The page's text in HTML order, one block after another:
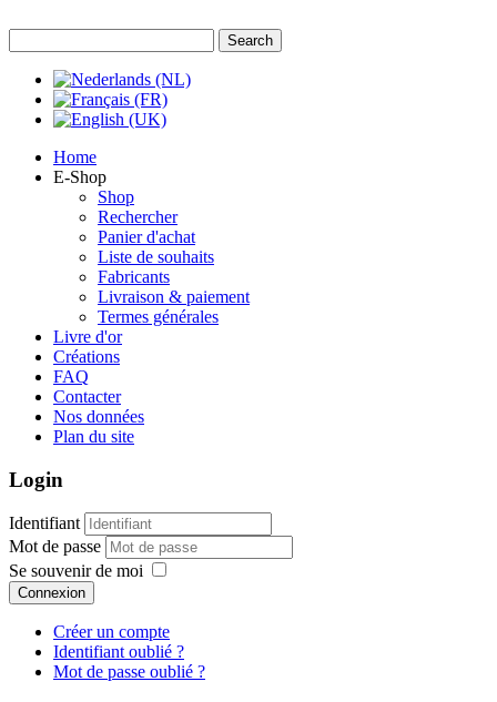
Home
E-Shop
Shop
Rechercher
Panier d'achat
Liste de souhaits
Fabricants
Livraison & paiement
Termes générales
Livre d'or
Créations
FAQ
Contacter
Nos données
Plan du site
Login
Identifiant
Mot de passe
Se souvenir de moi
Connexion
Créer un compte
Identifiant oublié ?
Mot de passe oublié ?